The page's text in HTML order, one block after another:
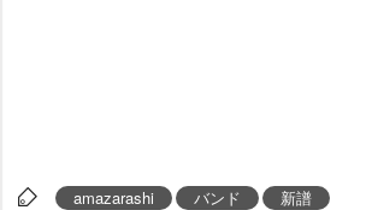
amazarashi バンド 新譜